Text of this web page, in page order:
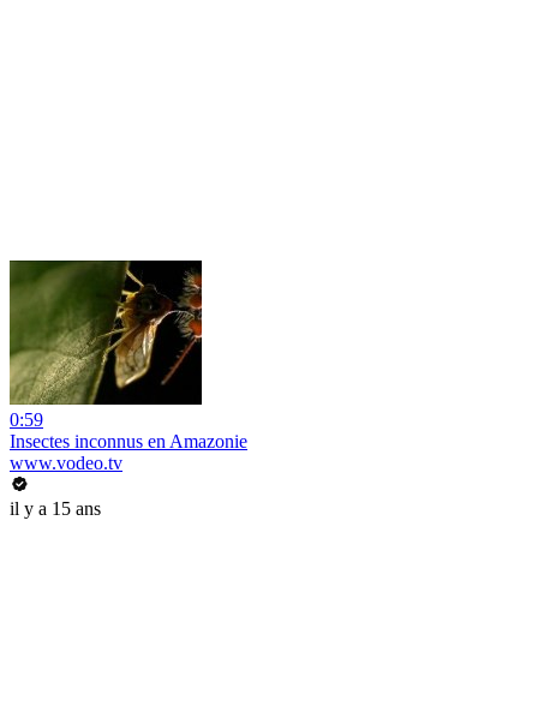
0:59
Insectes inconnus en Amazonie
www.vodeo.tv
il y a 15 ans